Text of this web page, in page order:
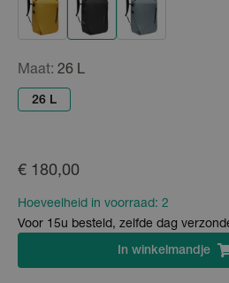
Maat: 26 L
26 L
€ 180,00
Hoeveelheid in voorraad: 2
Voor 15u besteld, zelfde dag
In winkelmandje